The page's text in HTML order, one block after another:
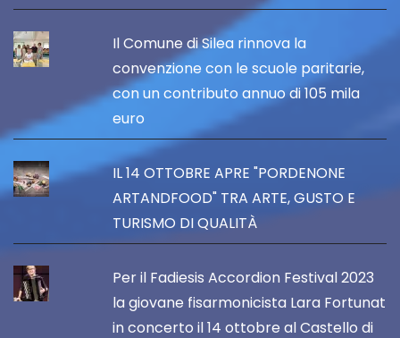
Il Comune di Silea rinnova la
convenzione con le scuole paritarie,
con un contributo annuo di 105 mila
euro
IL 14 OTTOBRE APRE "PORDENONE
ARTANDFOOD" TRA ARTE, GUSTO E
TURISMO DI QUALITÀ
Per il Fadiesis Accordion Festival 2023
la giovane fisarmonicista Lara Fortunat
in concerto il 14 ottobre al Castello di